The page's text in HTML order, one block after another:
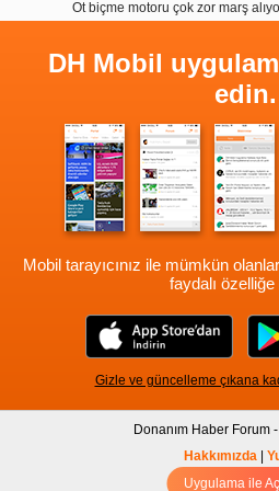
Uygulama ile Aç
Ot biçme motoru çok zor marş
DH Mobil
edin.
Mobil tarayıcınız ile mümkün
faydalı
Gizle ve güncelleme çıkana
Donanım Haber Forum
Hakkımızda
Tam sürüm için